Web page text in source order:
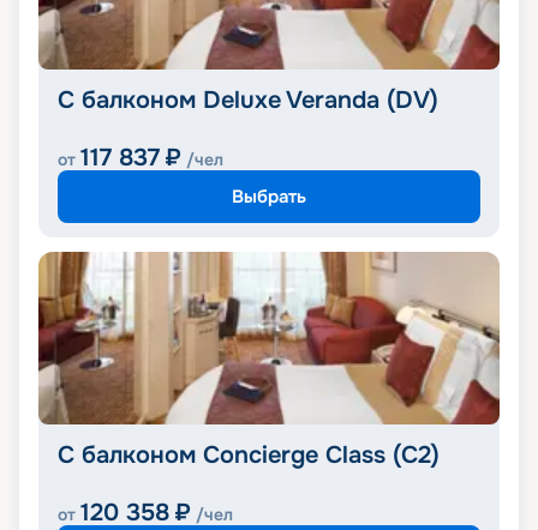
С балконом Deluxe Veranda (DV)
от 117 837 ₽ /чел
Выбрать
С балконом Concierge Class (C2)
от 120 358 ₽ /чел